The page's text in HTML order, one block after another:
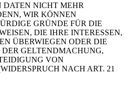
DATEN NICHT MEHR
WIR KÖNNEN
GRÜNDE FÜR DIE
DIE IHRE INTERESSEN,
ÜBERWIEGEN ODER DIE
GELTENDMACHUNG,
VON
NACH ART. 21